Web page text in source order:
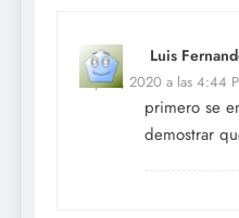
Luis
Sep 13, 2020 a las 4:44
primero se
demostrar